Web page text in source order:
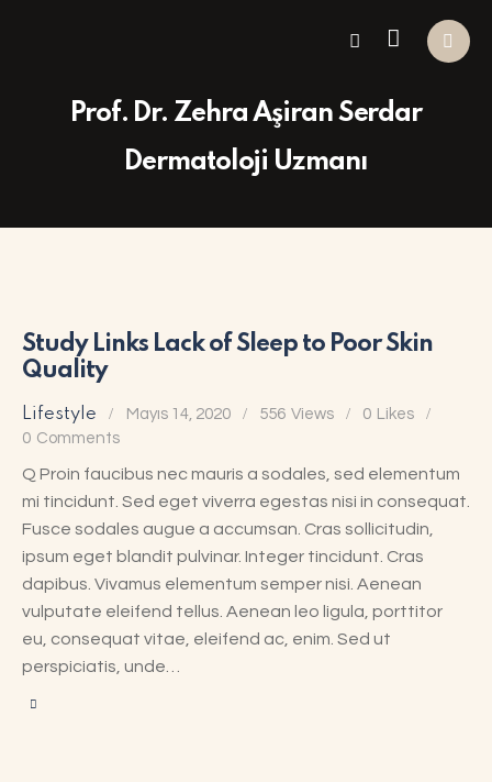
Prof. Dr. Zehra Aşiran Serdar
Dermatoloji Uzmanı
Study Links Lack of Sleep to Poor Skin
Quality
Lifestyle Mayıs 14, 2020 556 Views 0 Likes
0 Comments
Q Proin faucibus nec mauris a sodales, sed elementum
mi tincidunt. Sed eget viverra egestas nisi in consequat.
Fusce sodales augue a accumsan. Cras sollicitudin,
ipsum eget blandit pulvinar. Integer tincidunt. Cras
dapibus. Vivamus elementum semper nisi. Aenean
vulputate eleifend tellus. Aenean leo ligula, porttitor
eu, consequat vitae, eleifend ac, enim. Sed ut
perspiciatis, unde…